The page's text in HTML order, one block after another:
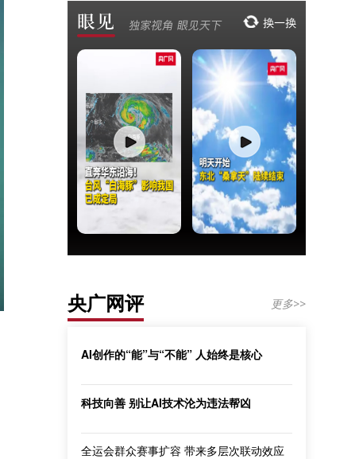
央广网评 更多>>
AI创作的“能”与“不能” 人始终是核心
科技向善 别让AI技术沦为违法帮凶
全运会群众赛事扩容 带来多层次联动效应